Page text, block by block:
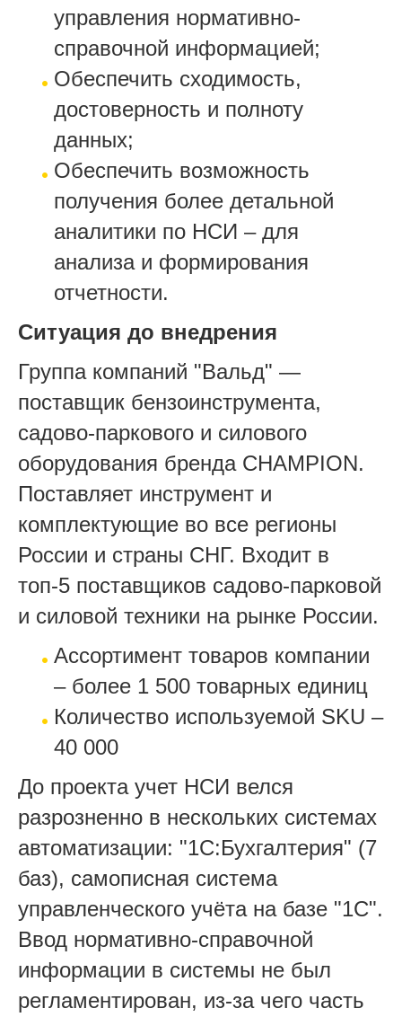
управления нормативно-
справочной информацией;
Обеспечить сходимость,
достоверность и полноту
данных;
Обеспечить возможность
получения более детальной
аналитики по НСИ – для
анализа и формирования
отчетности.
Ситуация до внедрения
Группа компаний "Вальд" —
поставщик бензоинструмента,
садово-паркового и силового
оборудования бренда CHAMPION.
Поставляет инструмент и
комплектующие во все регионы
России и страны СНГ. Входит в
топ-5 поставщиков садово-парковой
и силовой техники на рынке России.
Ассортимент товаров компании
– более 1 500 товарных единиц
Количество используемой SKU –
40 000
До проекта учет НСИ велся
разрозненно в нескольких системах
автоматизации: "1С:Бухгалтерия" (7
баз), самописная система
управленческого учёта на базе "1С".
Ввод нормативно-справочной
информации в системы не был
регламентирован, из-за чего часть